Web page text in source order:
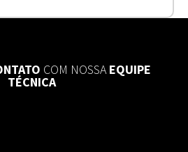
COM NOSSAEQUIPE
TÉCNICA